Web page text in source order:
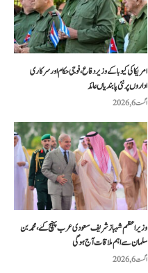
امریکا کی کیوبا کے وزیر دفاع، فوجی حکام اور سرکاری
اداروں پر نئی پابندیاں عائد
اگست 6, 2026
وزیراعظم شہباز شریف سعودی عرب پہنچ گئے، محمد بن
سلمان سے اہم ملاقات آج ہوگی
اگست 6, 2026